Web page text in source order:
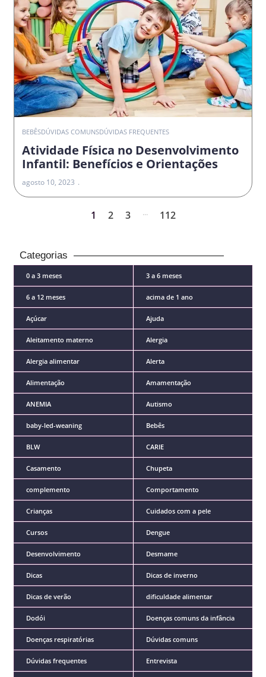
BEBÊSDÚVIDAS COMUNSDÚVIDAS FREQUENTES
Atividade Física no Desenvolvimento
Infantil: Benefícios e Orientações
agosto 10, 2023
1 2 3 ... 112
Categorias
0 a 3 meses 3 a 6 meses
6 a 12 meses acima de 1 ano
Açúcar Ajuda
Aleitamento materno Alergia
Alergia alimentar Alerta
Alimentação Amamentação
ANEMIA Autismo
baby-led-weaning Bebês
BLW CARIE
Casamento Chupeta
complemento Comportamento
Crianças Cuidados com a pele
Cursos Dengue
Desenvolvimento Desmame
Dicas Dicas de inverno
Dicas de verão dificuldade alimentar
Dodói Doenças comuns da infância
Doenças respiratórias Dúvidas comuns
Dúvidas frequentes Entrevista